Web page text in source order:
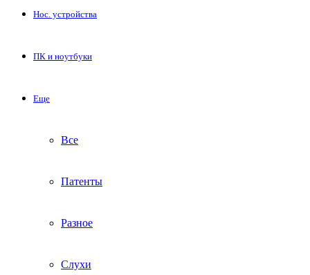
Нос. устройства
ПК и ноутбуки
Еще
Все
Патенты
Разное
Слухи